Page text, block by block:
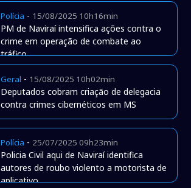
Polícia - 15/08/2025 10h16min
PM de Naviraí intensifica ações contra o
crime em operação de combate ao
tráfico
Geral - 15/08/2025 10h02min
Deputados cobram criação de delegacia
contra crimes cibernéticos em MS
Polícia - 25/07/2025 09h23min
Policia Civil aqui de Naviraí identifica
autores de roubo violento a motorista de
aplicativo